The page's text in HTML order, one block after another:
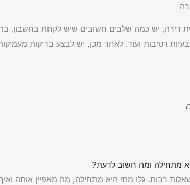
יש כמה שלבים חשובים שיש לקחת בחשבון.
רטיבות ועוד. לאחר מכן, יש לבצע בדיקות
מתחילה ומה חשוב לדעת?
רבות. גלו מתי היא מתחילה, מה מאפיין אותה